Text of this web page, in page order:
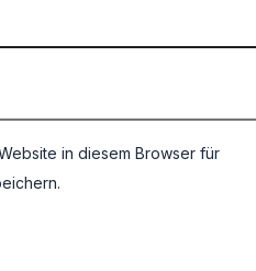
in diesem Browser für